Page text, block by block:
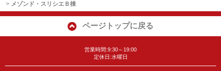
> メゾンド・スリシエＢ棟
ページトップに戻る
営業時間:9:30～19:00
定休日:水曜日